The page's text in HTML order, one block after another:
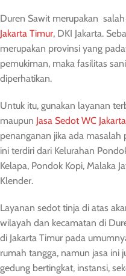
Duren Sawit merupakan
Jakarta Timur, DKI Jakarta.
merupakan provinsi yang
pemukiman, maka fasilitas
diperhatikan.
Untuk itu, gunakan layanan
maupun Jasa Sedot WC
penanganan jika ada
ini terdiri dari Kelurahan
Kelapa, Pondok Kopi, Malaka
Klender.
Layanan sedot tinja di atas
wilayah dan kecamatan di
di Jakarta Timur pada
rumah tangga, namun jasa ini
gedung bertingkat, instansi,